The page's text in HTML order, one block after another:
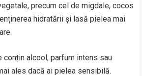
precum cel de migdale, cocos
hidratării și lasă pielea mai
conțin alcool, parfum intens sau
ales dacă ai pielea sensibilă.